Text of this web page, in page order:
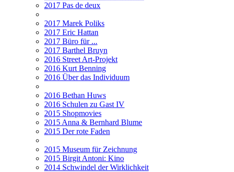
2017 Pas de deux
2017 Marek Poliks
2017 Eric Hattan
2017 Büro für ...
2017 Barthel Bruyn
2016 Street Art-Projekt
2016 Kurt Benning
2016 Über das Individuum
2016 Bethan Huws
2016 Schulen zu Gast IV
2015 Shopmovies
2015 Anna & Bernhard Blume
2015 Der rote Faden
2015 Museum für Zeichnung
2015 Birgit Antoni: Kino
2014 Schwindel der Wirklichkeit